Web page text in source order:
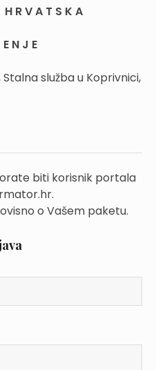
H R V A T S K A
N J E
služba u Koprivnici,
biti korisnik portala
o Vašem paketu.